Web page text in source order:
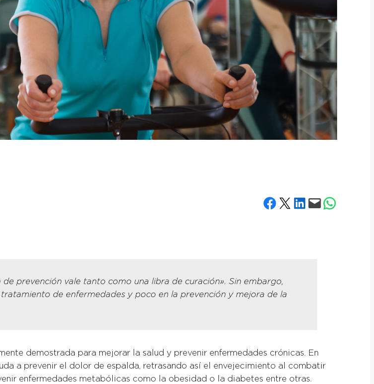
Compartir en Facebook
Compartir en X Compartir en LinkedIn
Envía esta página por correo electrónico
Compartir en
prevención vale tanto como una libra de curación». Sin embargo,
de enfermedades y poco en la prevención y mejora de la
demostrada para mejorar la salud y prevenir enfermedades crónicas. En
a prevenir el dolor de espalda, retrasando así el envejecimiento al combatir
enfermedades metabólicas como la obesidad o la diabetes entre otras.